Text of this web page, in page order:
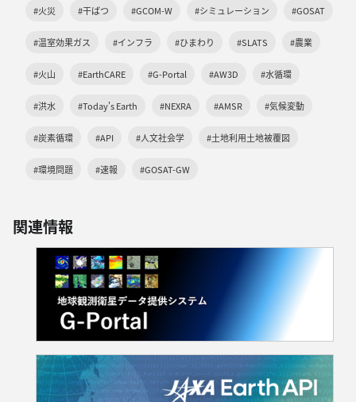
#火災 #干ばつ #GCOM-W #シミュレーション #GOSAT
#温室効果ガス #インフラ #ひまわり #SLATS #農業
#火山 #EarthCARE #G-Portal #AW3D #水循環
#洪水 #Today's Earth #NEXRA #AMSR #気候変動
#炭素循環 #API #人文社会学 #土地利用土地被覆図
#環境問題 #速報 #GOSAT-GW
関連情報